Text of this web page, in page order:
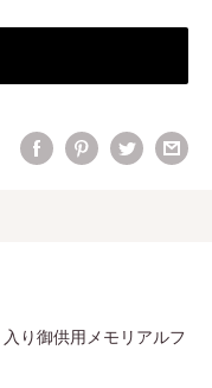
入り御供用メモリアルフ